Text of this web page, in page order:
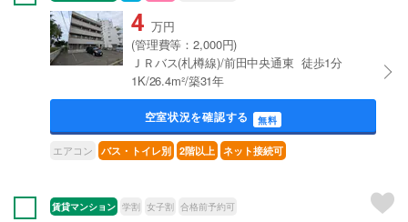
4 万円
(管理費等：2,000円)
ＪＲバス(札樽線)/前田中央通東 徒歩1分
1K/26.4m²/築31年
空室状況を確認する 無料
エアコン バス・トイレ別 2階以上 ネット接続可
賃貸マンション 学割 女子割 合格前予約可